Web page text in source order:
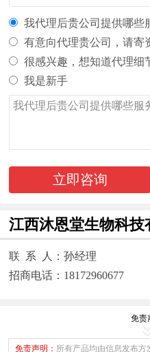
我代理后贵公司提供哪些
有意向代理贵公司，请寄
很感兴趣，想知道代理细
我是新手
立即咨询
江西沐恩堂生物科技
联 系 人：孙经理
招商电话：18172960677
免责
免责声明： 所有产品均由信息发布